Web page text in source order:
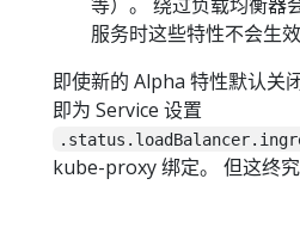
服务时这些特性不会生
即使新的 Alpha 特性默认关
即为 Service 设置
kube-proxy 绑定。 但这终究